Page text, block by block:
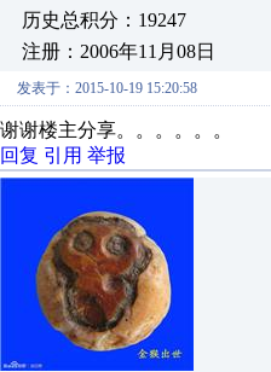
历史总积分：19247
注册：2006年11月08日
发表于：2015-10-19 15:20:58
谢谢楼主分享。。。。。。
回复 引用 举报